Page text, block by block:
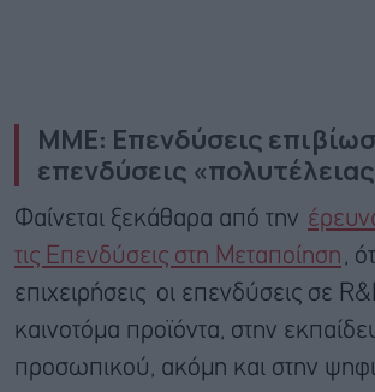
ΜΜΕ: Επενδύσεις
επενδύσεις
Φαίνεται ξεκάθαρα από την
τις Επενδύσεις στη Μεταποίηση
,
επιχειρήσεις οι επενδύσεις σε
καινοτόμα προϊόντα, στην
προσωπικού, ακόμη και στην